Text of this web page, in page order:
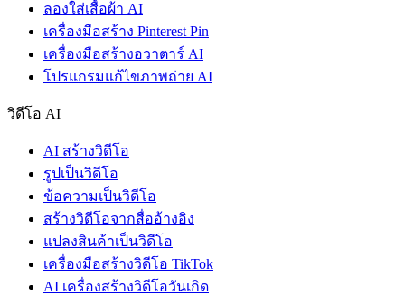
ลองใส่เสื้อผ้า AI
เครื่องมือสร้าง Pinterest Pin
เครื่องมือสร้างอวาตาร์ AI
โปรแกรมแก้ไขภาพถ่าย AI
วิดีโอ AI
AI สร้างวิดีโอ
รูปเป็นวิดีโอ
ข้อความเป็นวิดีโอ
สร้างวิดีโอจากสื่ออ้างอิง
แปลงสินค้าเป็นวิดีโอ
เครื่องมือสร้างวิดีโอ TikTok
AI เครื่องสร้างวิดีโอวันเกิด